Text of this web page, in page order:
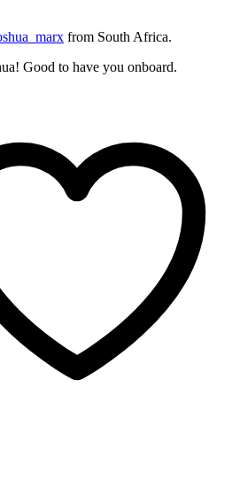
from South Africa.
Good to have you onboard.